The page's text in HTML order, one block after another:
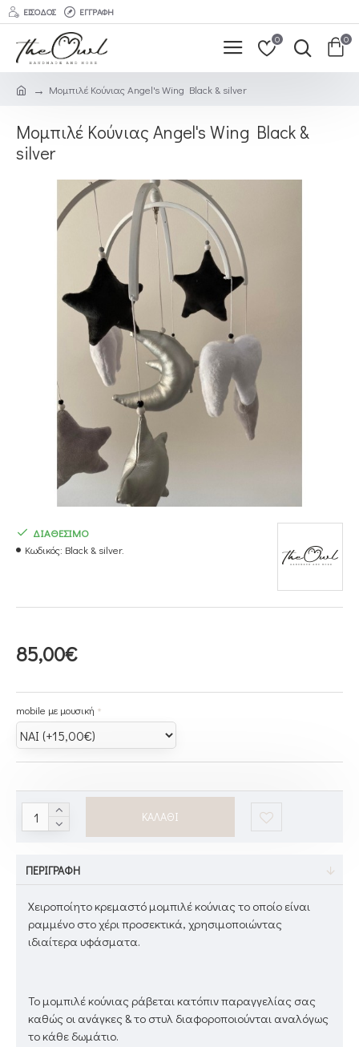
ΕΊΣΟΔΟΣ ΕΓΓΡΑΦΉ
0 0
Μομπιλέ Κούνιας Angel's Wing Black & silver
Μομπιλέ Κούνιας Angel's Wing Black &
silver
85,00€
ΔΙΑΘΕΣΙΜΟ
Κωδικός: Black & silver.
mobile με μουσική
ΚΑΛΆΘΙ
ΠΕΡΙΓΡΑΦΉ
Χειροποίητο κρεμαστό μομπιλέ κούνιας το οποίο είναι
ραμμένο στο χέρι προσεκτικά, χρησιμοποιώντας
ιδιαίτερα υφάσματα.
Το μομπιλέ κούνιας ράβεται κατόπιν παραγγελίας σας
καθώς οι ανάγκες & το στυλ διαφοροποιούνται αναλόγως
το κάθε δωμάτιο.